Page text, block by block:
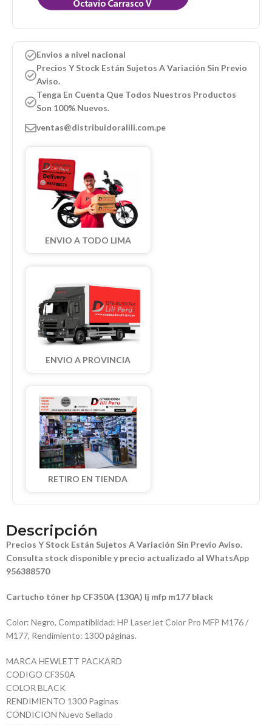
Envios a nivel nacional
Precios Y Stock Están Sujetos A Variación Sin Previo
Aviso.
Tenga En Cuenta Que Todos Nuestros Productos
Son 100% Nuevos.
ventas@distribuidoralili.com.pe
ENVIO A TODO LIMA
ENVIO A PROVINCIA
RETIRO EN TIENDA
Descripción
Precios Y Stock Están Sujetos A Variación Sin Previo Aviso.
Consulta stock disponible y precio actualizado al WhatsApp
956388570
Cartucho tóner hp CF350A (130A) lj mfp m177 black
Color: Negro, Compatiblidad: HP LaserJet Color Pro MFP M176 /
M177, Rendimiento: 1300 páginas.
MARCA HEWLETT PACKARD
CODIGO CF350A
COLOR BLACK
RENDIMIENTO 1300 Paginas
CONDICION Nuevo Sellado